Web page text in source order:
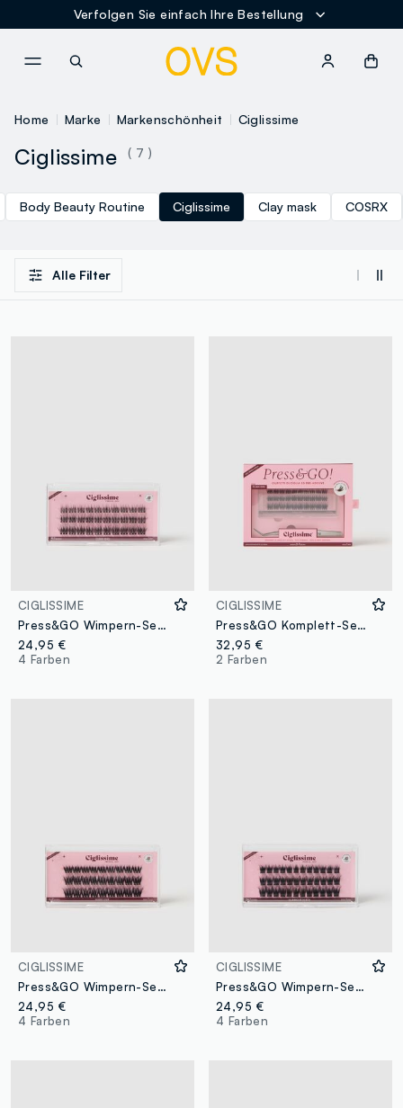
Verfolgen Sie einfach Ihre Bestellung
Home Marke Markenschönheit Ciglissime
Ciglissime ( 7 )
Body Beauty Routine Ciglissime Clay mask COSRX
Alle Filter
CIGLISSIME
Press&GO Wimpern-Set im Clean-Girl-Stil
24,95 €
4 Farben
CIGLISSIME
Press&GO Komplett-Set Wimpern – Clean-Girl-Style
32,95 €
2 Farben
CIGLISSIME
Press&GO Wimpern-Set im Stil „Night Out“
24,95 €
4 Farben
CIGLISSIME
Press&GO Wimpern-Set Glamour Black
24,95 €
4 Farben